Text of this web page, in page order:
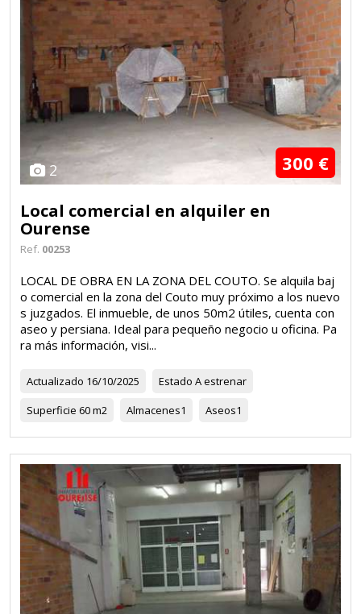
2 300 €
Local comercial en alquiler en
Ourense
Ref. 00253
LOCAL DE OBRA EN LA ZONA DEL COUTO. Se alquila baj
o comercial en la zona del Couto muy próximo a los nuevo
s juzgados. El inmueble, de unos 50m2 útiles, cuenta con
aseo y persiana. Ideal para pequeño negocio u oficina. Pa
ra más información, visi...
Actualizado 16/10/2025 Estado A estrenar
Superficie 60 m2 Almacenes1 Aseos1